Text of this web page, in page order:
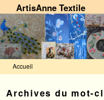
ArtisAnne Textile
Accueil
Archives du mot-